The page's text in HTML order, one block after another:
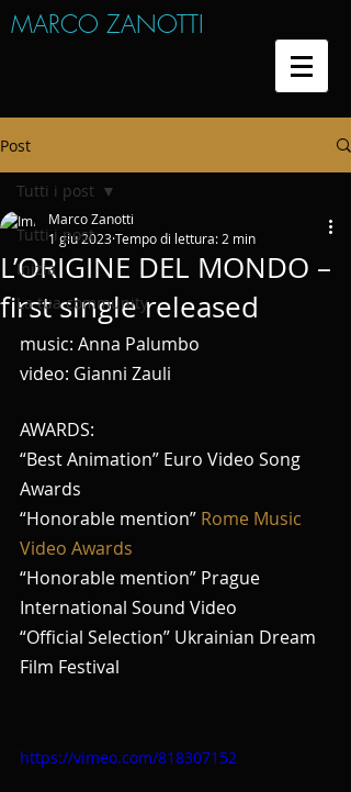
MARCO ZANOTTI
Post
Tutti i post
Inizia
La tua community
Tutti i post
L’ORIGINE DEL MONDO –
first single released
Marco Zanotti
1 giu 2023Tempo di lettura: 2 min
music: Anna Palumbo
video: Gianni Zauli
AWARDS:
“Best Animation” Euro Video Song
Awards
“Honorable mention” Rome Music
Video Awards
“Honorable mention” Prague
International Sound Video
“Official Selection” Ukrainian Dream
Film Festival
https://vimeo.com/818307152